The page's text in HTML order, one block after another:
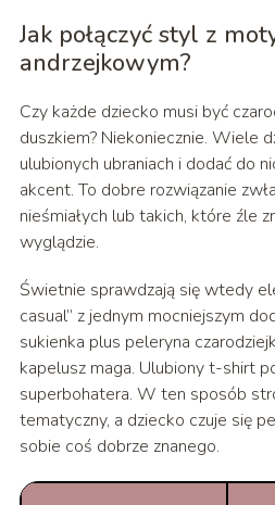
Jak połączyć styl z
andrzejkowym?
Czy każde dziecko musi być
duszkiem? Niekoniecznie. Wiele
ulubionych ubraniach i dodać do
akcent. To dobre rozwiązanie
nieśmiałych lub takich, które źle
wyglądzie.
Świetnie sprawdzają się wtedy
casual” z jednym mocniejszym
sukienka plus peleryna
kapelusz maga. Ulubiony t-shirt
superbohatera. W ten sposób
tematyczny, a dziecko czuje się
sobie coś dobrze znanego.